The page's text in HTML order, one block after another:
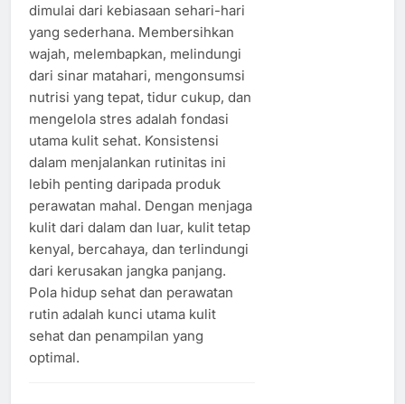
dimulai dari kebiasaan sehari-hari
yang sederhana. Membersihkan
wajah, melembapkan, melindungi
dari sinar matahari, mengonsumsi
nutrisi yang tepat, tidur cukup, dan
mengelola stres adalah fondasi
utama kulit sehat. Konsistensi
dalam menjalankan rutinitas ini
lebih penting daripada produk
perawatan mahal. Dengan menjaga
kulit dari dalam dan luar, kulit tetap
kenyal, bercahaya, dan terlindungi
dari kerusakan jangka panjang.
Pola hidup sehat dan perawatan
rutin adalah kunci utama kulit
sehat dan penampilan yang
optimal.